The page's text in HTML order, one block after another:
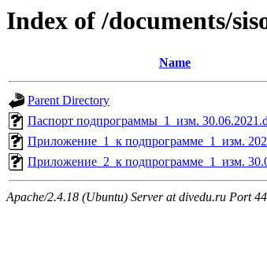
Index of /documents/
Name
Parent Directory
Паспорт подпрограммы_1_изм.
Приложение_1_к подпрограмме_1_изм.
Приложение_2_к подпрограмме_1_изм.
Apache/2.4.18 (Ubuntu) Server at divedu.ru Port